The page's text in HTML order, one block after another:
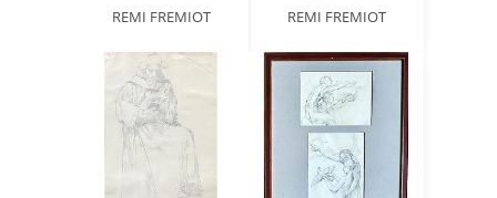
REMI FREMIOT REMI FREMIOT